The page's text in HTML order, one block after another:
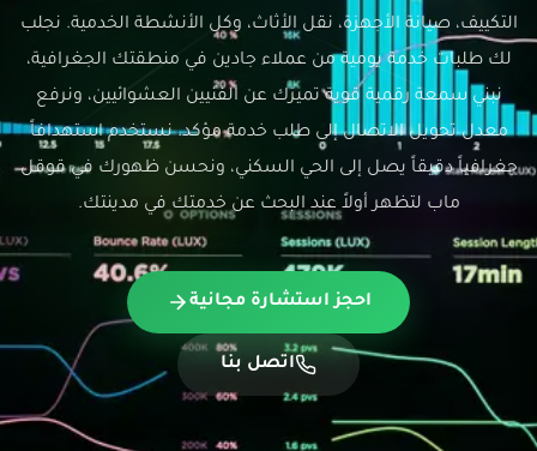
التكييف، صيانة الأجهزة، نقل الأثاث، وكل الأنشطة الخدمية. نجلب
لك طلبات خدمة يومية من عملاء جادين في منطقتك الجغرافية،
نبني سمعة رقمية قوية تميزك عن الفنيين العشوائيين، ونرفع
معدل تحويل الاتصال إلى طلب خدمة مؤكد. نستخدم استهدافاً
جغرافياً دقيقاً يصل إلى الحي السكني، ونحسن ظهورك في قوقل
ماب لتظهر أولاً عند البحث عن خدمتك في مدينتك.
احجز استشارة مجانية
اتصل بنا